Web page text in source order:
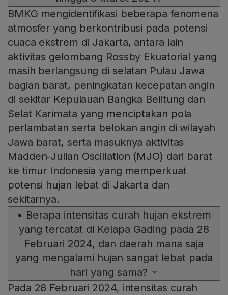
BMKG mengidentifikasi beberapa fenomena
atmosfer yang berkontribusi pada potensi
cuaca ekstrem di Jakarta, antara lain
aktivitas gelombang Rossby Ekuatorial yang
masih berlangsung di selatan Pulau Jawa
bagian barat, peningkatan kecepatan angin
di sekitar Kepulauan Bangka Belitung dan
Selat Karimata yang menciptakan pola
perlambatan serta belokan angin di wilayah
Jawa barat, serta masuknya aktivitas
Madden‑Julian Oscillation (MJO) dari barat
ke timur Indonesia yang memperkuat
potensi hujan lebat di Jakarta dan
sekitarnya.
• Berapa intensitas curah hujan ekstrem
yang tercatat di Kelapa Gading pada 28
Februari 2024, dan daerah mana saja
yang mengalami hujan sangat lebat pada
hari yang sama?
Pada 28 Februari 2024, intensitas curah